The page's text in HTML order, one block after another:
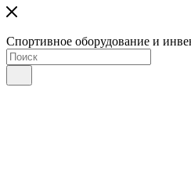
Спортивное оборудование и